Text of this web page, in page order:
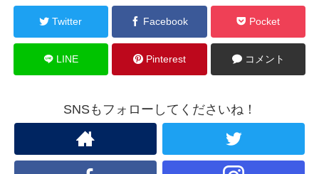
Twitter Facebook Pocket
LINE Pinterest コメント
SNSもフォローしてくださいね！